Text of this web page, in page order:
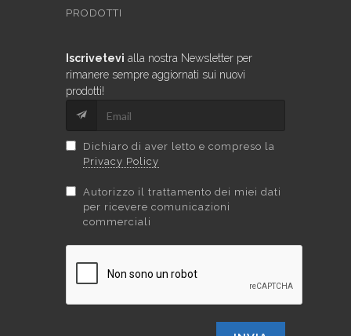
PRODOTTI
Iscrivetevi alla nostra Newsletter per
rimanere sempre aggiornati sui nuovi
prodotti!
Dichiaro di aver letto e compreso la
Privacy Policy
Autorizzo il trattamento dei miei dati
per ricevere comunicazioni
commerciali